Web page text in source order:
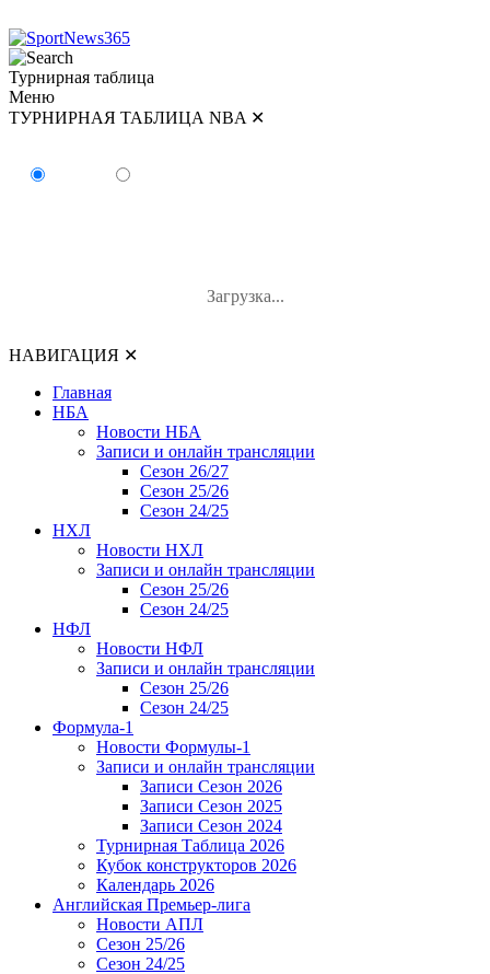
Турнирная таблица
Меню
ТУРНИРНАЯ ТАБЛИЦА NBA ✕
Загрузка...
НАВИГАЦИЯ ✕
Главная
НБА
Новости НБА
Записи и онлайн трансляции
Сезон 26/27
Сезон 25/26
Сезон 24/25
НХЛ
Новости НХЛ
Записи и онлайн трансляции
Сезон 25/26
Сезон 24/25
НФЛ
Новости НФЛ
Записи и онлайн трансляции
Сезон 25/26
Сезон 24/25
Формула-1
Новости Формулы-1
Записи и онлайн трансляции
Записи Сезон 2026
Записи Сезон 2025
Записи Сезон 2024
Турнирная Таблица 2026
Кубок конструкторов 2026
Календарь 2026
Английская Премьер-лига
Новости АПЛ
Сезон 25/26
Сезон 24/25